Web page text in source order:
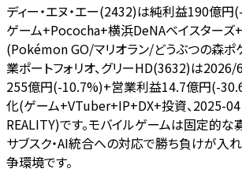
ディー・エヌ・エー(2432)は純利益190億円
ゲーム+Pococha+横浜DeNAベイスターズ
(Pokémon GO/マリオラン/どうぶつの森ポ
業ポートフォリオ、グリーHD(3632)は
255億円(-10.7%)+営業利益14.7億円(-
化(ゲーム+VTuber+IP+DX+投資、2025-04
REALITY)です。モバイルゲームは固定的な
サブスク・AI統合への対応で勝ち負けが入
争環境です。